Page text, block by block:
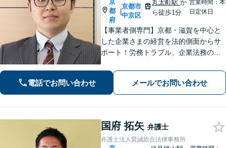
京
都
府
|
京都市
中京区
丸太町駅か
ら徒歩1分
営業時間：本
日定休日
【事業者側専門】京都・滋賀を中心と
した企業さまの経営を法的側面からサ
ポート！労務トラブル、企業法務のご
問題への対応を中心に、その他中小企
業法務について豊富な経験がありま
す。【Web相談可】
電話でお問い合わせ メールでお問い合わせ
国府 拓矢 弁護士
弁護士法人賢誠総合法律事務所